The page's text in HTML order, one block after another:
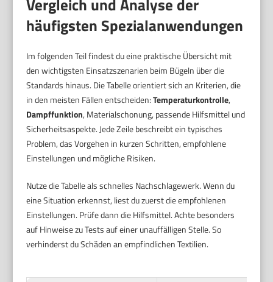
häufigsten Spezialanwendungen
Im folgenden Teil findest du eine praktische Übersicht mit
den wichtigsten Einsatzszenarien beim Bügeln über die
Standards hinaus. Die Tabelle orientiert sich an Kriterien, die
in den meisten Fällen entscheiden:Temperaturkontrolle,
Dampffunktion, Materialschonung, passende Hilfsmittel und
Sicherheitsaspekte. Jede Zeile beschreibt ein typisches
Problem, das Vorgehen in kurzen Schritten, empfohlene
Einstellungen und mögliche Risiken.
Nutze die Tabelle als schnelles Nachschlagewerk. Wenn du
eine Situation erkennst, liest du zuerst die empfohlenen
Einstellungen. Prüfe dann die Hilfsmittel. Achte besonders
auf Hinweise zu Tests auf einer unauffälligen Stelle. So
verhinderst du Schäden an empfindlichen Textilien.